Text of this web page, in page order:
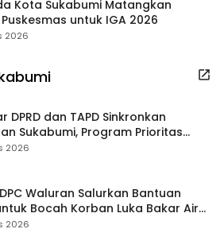
Kota Sukabumi Matangkan
untuk IGA 2026
2026
DPRD dan TAPD Sinkronkan
Sukabumi, Program Prioritas
Dibahas
2026
DPC Waluran Salurkan Bantuan
Bocah Korban Luka Bakar Air
2026